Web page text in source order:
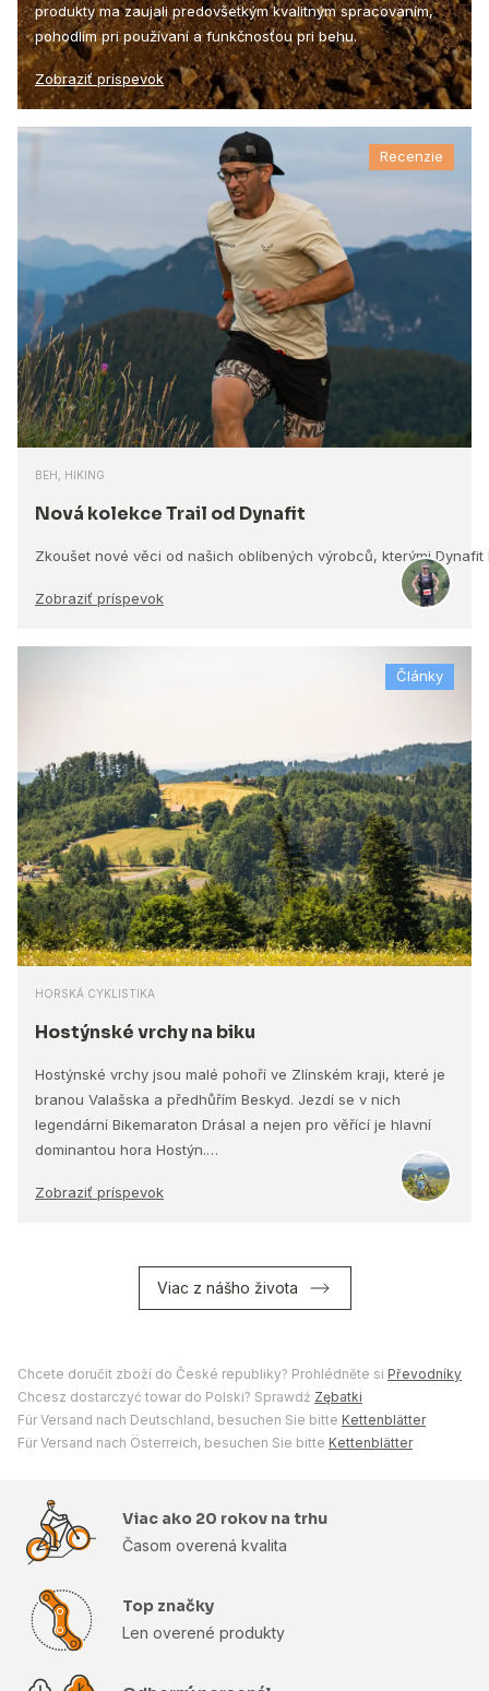
produkty ma zaujali predovšetkým kvalitným spracovaním,
pohodlím pri používaní a funkčnosťou pri behu.
Zobraziť príspevok
Recenzie
BEH, HIKING
Nová kolekce Trail od Dynafit
Zkoušet nové věci od našich oblíbených výrobců, kterými
Zobraziť príspevok
Články
HORSKÁ CYKLISTIKA
Hostýnské vrchy na biku
Hostýnské vrchy jsou malé pohoří ve Zlínském kraji, které je
branou Valašska a předhůřím Beskyd. Jezdí se v nich
legendární Bikemaraton Drásal a nejen pro věřící je hlavní
dominantou hora Hostýn.…
Zobraziť príspevok
Viac z nášho života
Chcete doručit zboží do České republiky? Prohlédněte si Převodníky
Chcesz dostarczyć towar do Polski? Sprawdź Zębatki
Für Versand nach Deutschland, besuchen Sie bitte Kettenblätter
Für Versand nach Österreich, besuchen Sie bitte Kettenblätter
Viac ako 20 rokov na trhu
Časom overená kvalita
Top značky
Len overené produkty